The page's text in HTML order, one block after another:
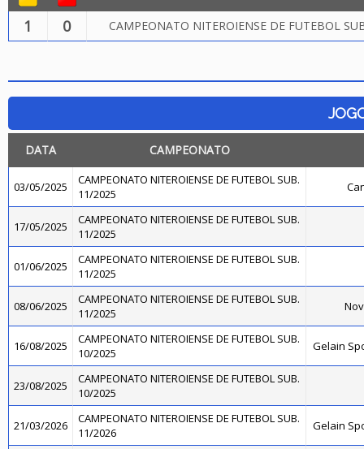
1 0 CAMPEONATO NITEROIENSE DE FUTEBOL
DATA CAMPEONATO
03/05/2025
CAMPEONATO NITEROIENSE DE FUTEBOL SUB.
11/2025
17/05/2025
CAMPEONATO NITEROIENSE DE FUTEBOL SUB.
11/2025
01/06/2025
CAMPEONATO NITEROIENSE DE FUTEBOL SUB.
11/2025
08/06/2025
CAMPEONATO NITEROIENSE DE FUTEBOL SUB.
11/2025
16/08/2025
CAMPEONATO NITEROIENSE DE FUTEBOL SUB.
10/2025
Gelain
23/08/2025
CAMPEONATO NITEROIENSE DE FUTEBOL SUB.
10/2025
21/03/2026
CAMPEONATO NITEROIENSE DE FUTEBOL SUB.
11/2026
Gelain